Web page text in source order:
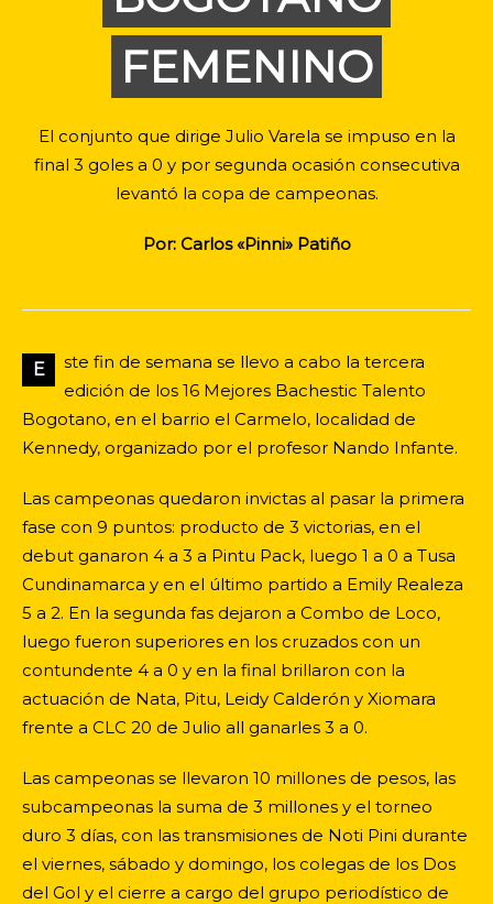
FEMENINO
El conjunto que dirige Julio Varela se impuso en la
final 3 goles a 0 y por segunda ocasión consecutiva
levantó la copa de campeonas.
Por: Carlos «Pinni» Patiño
E
ste fin de semana se llevo a cabo la tercera
edición de los 16 Mejores Bachestic Talento
Bogotano, en el barrio el Carmelo, localidad de
Kennedy, organizado por el profesor Nando Infante.
Las campeonas quedaron invictas al pasar la primera
fase con 9 puntos: producto de 3 victorias, en el
debut ganaron 4 a 3 a Pintu Pack, luego 1 a 0 a Tusa
Cundinamarca y en el último partido a Emily Realeza
5 a 2. En la segunda fas dejaron a Combo de Loco,
luego fueron superiores en los cruzados con un
contundente 4 a 0 y en la final brillaron con la
actuación de Nata, Pitu, Leidy Calderón y Xiomara
frente a CLC 20 de Julio all ganarles 3 a 0.
Las campeonas se llevaron 10 millones de pesos, las
subcampeonas la suma de 3 millones y el torneo
duro 3 días, con las transmisiones de Noti Pini durante
el viernes, sábado y domingo, los colegas de los Dos
del Gol y el cierre a cargo del grupo periodístico de